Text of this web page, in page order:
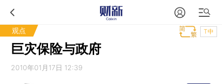
观点 T中
巨灾保险与政府
2010年01月17日 12:39